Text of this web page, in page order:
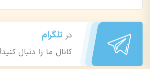
در تلگرام
کانال ما را دنبال کنید!